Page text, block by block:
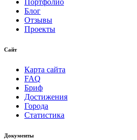
Портфолио
Блог
Отзывы
Проекты
Сайт
Карта сайта
FAQ
Бриф
Достижения
Города
Статистика
Документы